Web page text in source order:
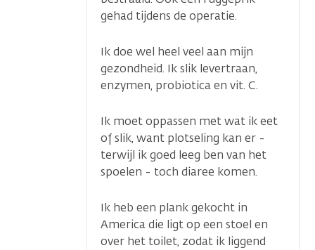
gehad tijdens de operatie.
Ik doe wel heel veel aan mijn
gezondheid. Ik slik levertraan,
enzymen, probiotica en vit. C.
Ik moet oppassen met wat ik eet
of slik, want plotseling kan er -
terwijl ik goed leeg ben van het
spoelen - toch diaree komen.
Ik heb een plank gekocht in
America die ligt op een stoel en
over het toilet, zodat ik liggend